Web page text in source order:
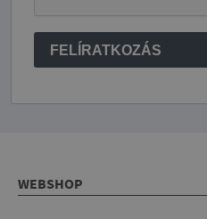
FELÍRATKOZÁS
WEBSHOP